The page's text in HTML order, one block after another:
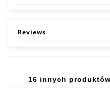
Reviews
16 innych